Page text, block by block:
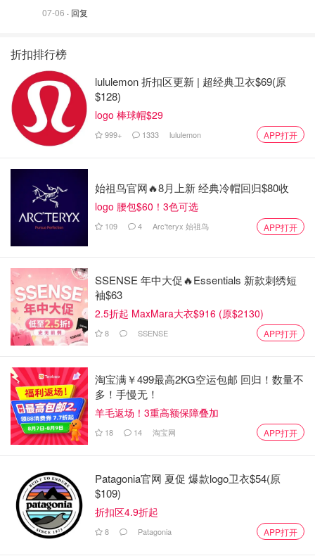
07-06 · 回复
折扣排行榜
lululemon 折扣区更新 | 超经典卫衣$69(原
$128)
logo 棒球帽$29
999+ 1333 lululemon APP打开
始祖鸟官网🔥8月上新 经典冷帽回归$80收
logo 腰包$60！3色可选
109 4 Arc'teryx 始祖鸟 APP打开
SSENSE 年中大促🔥Essentials 新款刺绣短
袖$63
2.5折起 MaxMara大衣$916 (原$2130)
8 SSENSE APP打开
淘宝满￥499最高2KG空运包邮 回归！数量不
多！手慢无！
羊毛返场！3重高额保障叠加
18 14 淘宝网 APP打开
Patagonia官网 夏促 爆款logo卫衣$54(原
$109)
折扣区4.9折起
8 Patagonia APP打开